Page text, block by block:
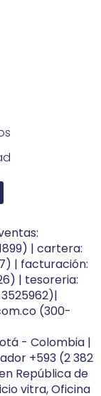
| cartera:
| facturación:
| tesoreria:
(300-
- Colombia |
+593 (2 382
República de
vitra, Oficina